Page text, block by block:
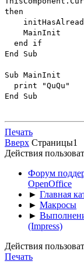
then
MainInit
end if
End Sub
Sub MainInit
print "QuQu"
End Sub
Печать
Вверх Страницы1
Действия
Форум
OpenOffice
► Главная
► Макросы
►
(Impress)
Действия
Печать